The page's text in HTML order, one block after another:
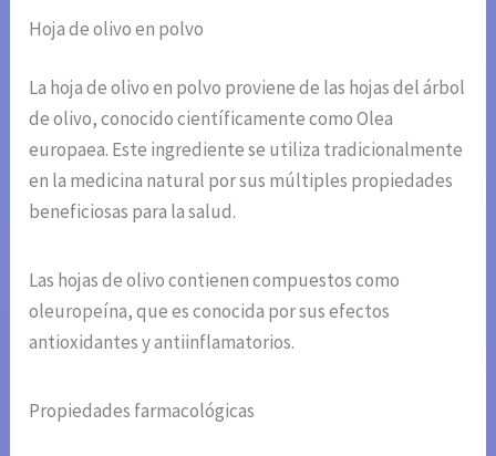
Hoja de olivo en polvo
La hoja de olivo en polvo proviene de las hojas del árbol
de olivo, conocido científicamente como Olea
europaea. Este ingrediente se utiliza tradicionalmente
en la medicina natural por sus múltiples propiedades
beneficiosas para la salud.
Las hojas de olivo contienen compuestos como
oleuropeína, que es conocida por sus efectos
antioxidantes y antiinflamatorios.
Propiedades farmacológicas